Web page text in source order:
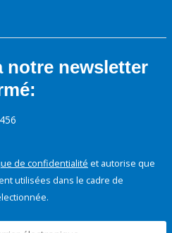
notre newsletter
de confidentialité et autorise que
utilisées dans le cadre de